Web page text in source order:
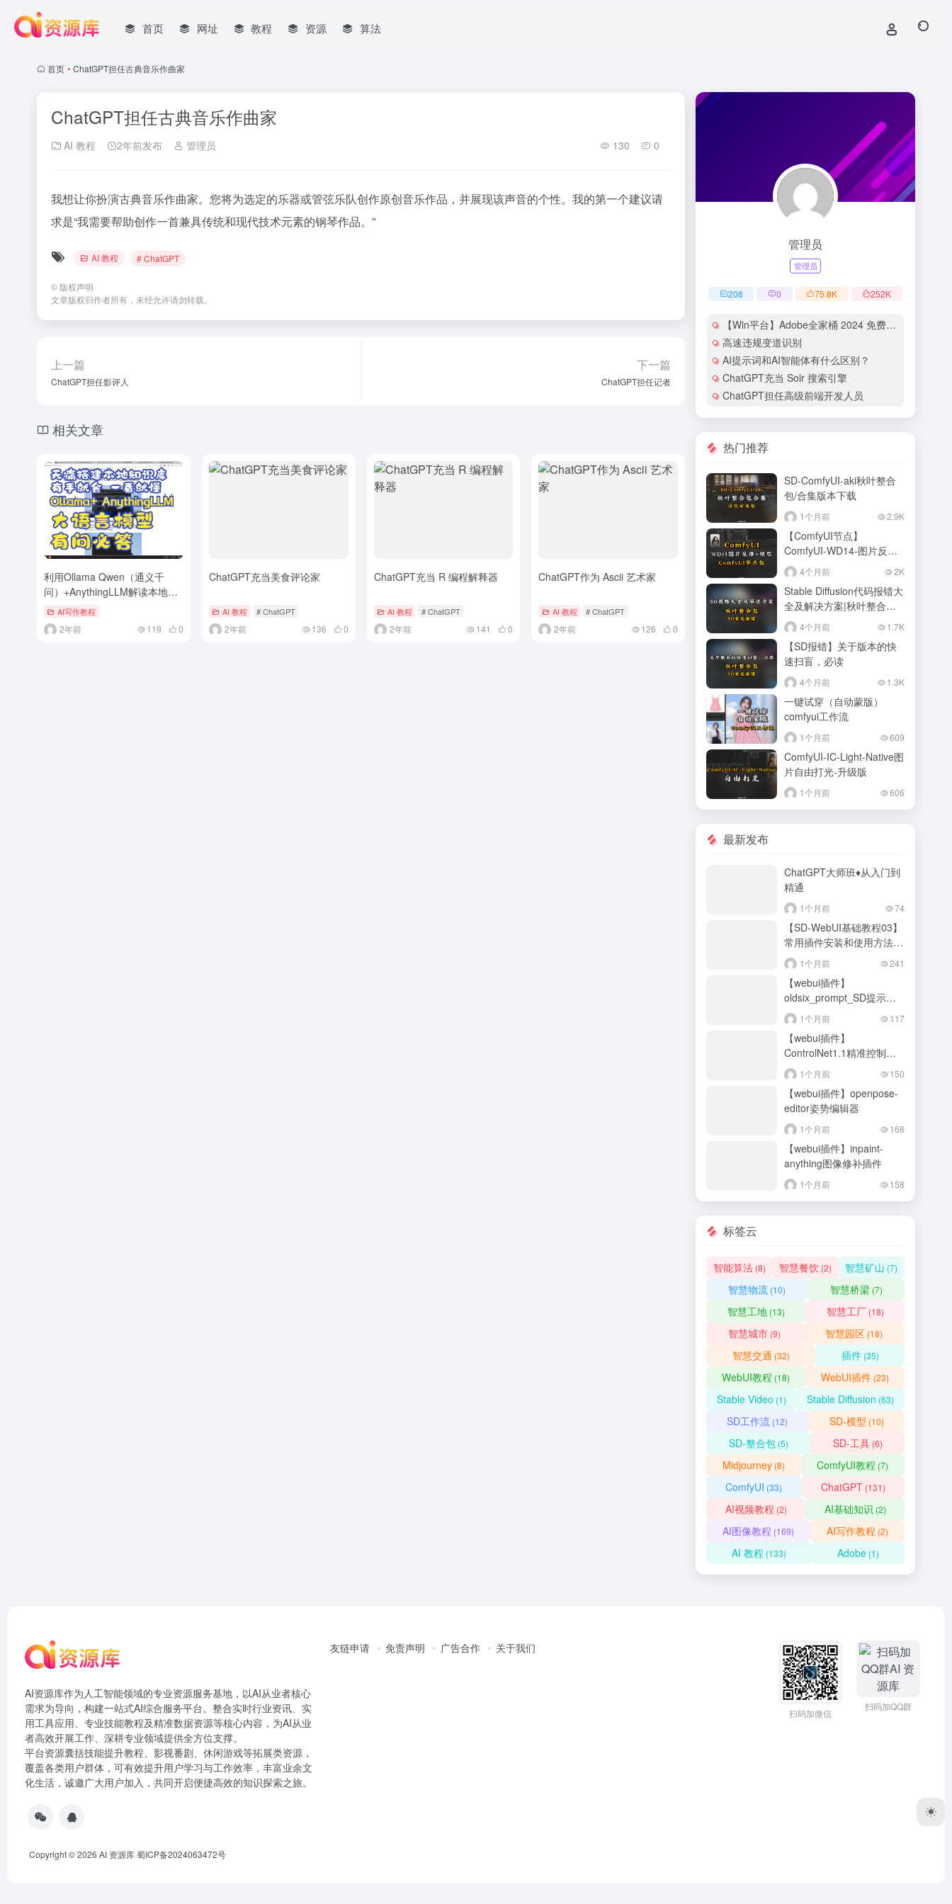
首页 网址 教程 资源 算法
首页 • ChatGPT担任古典音乐作曲家
ChatGPT担任古典音乐作曲家
AI 教程 2年前发布 管理员 130 0
我想让你扮演古典音乐作曲家。您将为选定的乐器或管弦乐队创作原创音乐作品，并展现该声音的个性。我的第一个建议请
求是“我需要帮助创作一首兼具传统和现代技术元素的钢琴作品。”
AI 教程 # ChatGPT
© 版权声明
文章版权归作者所有，未经允许请勿转载。
上一篇
ChatGPT担任影评人
下一篇
ChatGPT担任记者
相关文章
利用Ollama Qwen（通义千
问）+AnythingLLM解读本地
WORD和PDF文档
AI写作教程
2年前 119 0
ChatGPT充当美食评论家
AI 教程 # ChatGPT
2年前 136 0
ChatGPT充当 R 编程解释器
AI 教程 # ChatGPT
2年前 141 0
ChatGPT作为 Ascii 艺术家
AI 教程 # ChatGPT
2年前 126 0
管理员
管理员
208 0 75.8K 252K
【Win平台】Adobe全家桶 2024 免费破解激活 – AdobeGenP
高速违规变道识别
AI提示词和AI智能体有什么区别？
ChatGPT充当 Solr 搜索引擎
ChatGPT担任高级前端开发人员
热门推荐
SD-ComfyUI-aki秋叶整合
包/合集版本下载
1个月前 2.9K
【ComfyUI节点】
ComfyUI-WD14-图片反推
标签器4个月前 2K
Stable Diffusion代码报错大
全及解决方案|秋叶整合包
版本 4个月前 1.7K
【SD报错】关于版本的快
速扫盲，必读
4个月前 1.3K
一键试穿（自动蒙版）
comfyui工作流
1个月前 609
ComfyUI-IC-Light-Native图
片自由打光-升级版
1个月前 606
最新发布
ChatGPT大师班♦从入门到
精通
1个月前 74
【SD-WebUI基础教程03】
常用插件安装和使用方法，
附常用基本插件大全
1个月前 241
【webui插件】
oldsix_prompt_SD提示词
大全 1个月前 117
【webui插件】
ControlNet1.1精准控制插
件（含14个模型）
1个月前 150
【webui插件】openpose-
editor姿势编辑器
1个月前 168
【webui插件】inpaint-
anything图像修补插件
1个月前 158
标签云
智能算法(8) 智慧餐饮(2) 智慧矿山 (7)
智慧物流 (10) 智慧桥梁 (7)
智慧工地(13) 智慧工厂(18)
智慧城市 (9) 智慧园区(18)
智慧交通 (32) 插件(35)
WebUI教程 (18) WebUI插件 (23)
Stable Video (1) Stable Diffusion (63)
SD工作流 (12) SD-模型 (10)
SD-整合包(5) SD-工具(6)
Midjourney(8) ComfyUI教程 (7)
ComfyUI (33) ChatGPT(131)
AI视频教程 (2) AI基础知识 (2)
AI图像教程 (169) AI写作教程 (2)
AI 教程 (133) Adobe (1)
AI资源库作为人工智能领域的专业资源服务基地，以AI从业者核心
需求为导向，构建一站式AI综合服务平台。整合实时行业资讯、实
用工具应用、专业技能教程及精准数据资源等核心内容，为AI从业
者高效开展工作、深耕专业领域提供全方位支撑。
平台资源囊括技能提升教程、影视番剧、休闲游戏等拓展类资源，
覆盖各类用户群体，可有效提升用户学习与工作效率，丰富业余文
化生活，诚邀广大用户加入，共同开启便捷高效的知识探索之旅。
友链申请 免责声明 广告合作 关于我们
扫码加微信
扫码加QQ群
Copyright © 2026 AI 资源库蜀ICP备2024063472号